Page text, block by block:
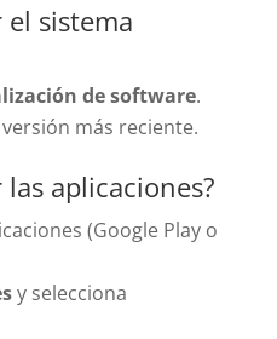
el sistema
de software.
más reciente.
aplicaciones?
(Google Play o
y selecciona